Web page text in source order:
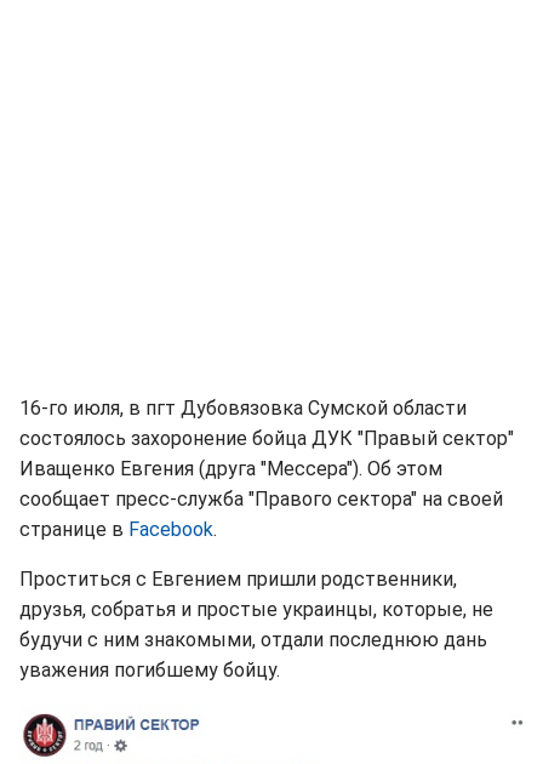
16-го июля, в пгт Дубовязовка Сумской области
состоялось захоронение бойца ДУК "Правый сектор"
Иващенко Евгения (друга "Мессера"). Об этом
сообщает пресс-служба "Правого сектора" на своей
странице в Facebook.
Проститься с Евгением пришли родственники,
друзья, собратья и простые украинцы, которые, не
будучи с ним знакомыми, отдали последнюю дань
уважения погибшему бойцу.